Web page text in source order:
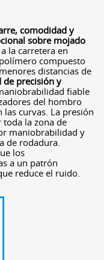
comodidad y
sobre mojado
la carretera en
compuesto
distancias de
precisión y
fiable
del hombro
curvas. La presión
la zona de
maniobrabilidad y
de rodadura.
los
a un patrón
reduce el ruido.